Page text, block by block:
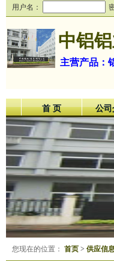
用户名：
中铝
主营产品：
首 页 公司
您现在的位置： 首页 > 供应信